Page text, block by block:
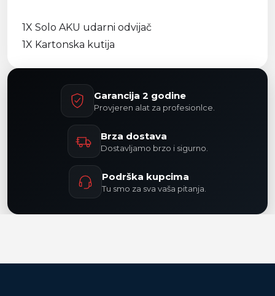
1X Solo AKU udarni odvijač
1X Kartonska kutija
Garancija 2 godine
Provjeren alat za profesionlce.
Brza dostava
Dostavljamo brzo i sigurno.
Podrška kupcima
Tu smo za sva vaša pitanja.